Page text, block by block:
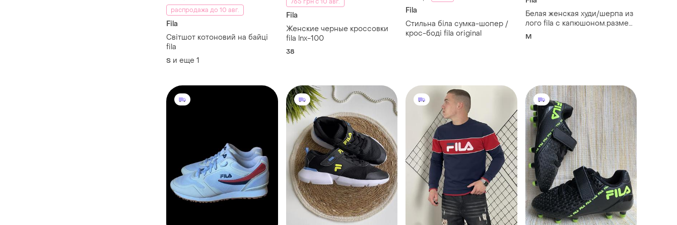
распродажа до 10 авг.
Fila
Світшот котоновий на байці
fila
S и еще 1
Fila
Женские черные кроссовки
fila lnx-100
38
Fila
Стильна біла сумка-шопер /
крос-боді fila original
Белая женская худи/шерпа из
лого fila с капюшоном.размер
м
M